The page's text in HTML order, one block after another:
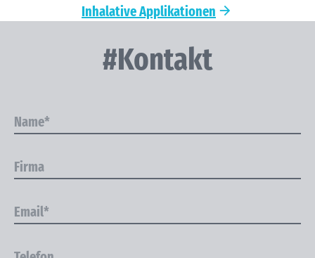
Inhalative Applikationen
#Kontakt